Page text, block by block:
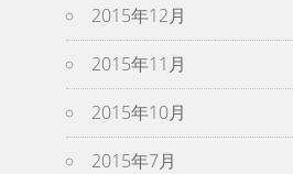
2015年12月
2015年11月
2015年10月
2015年7月